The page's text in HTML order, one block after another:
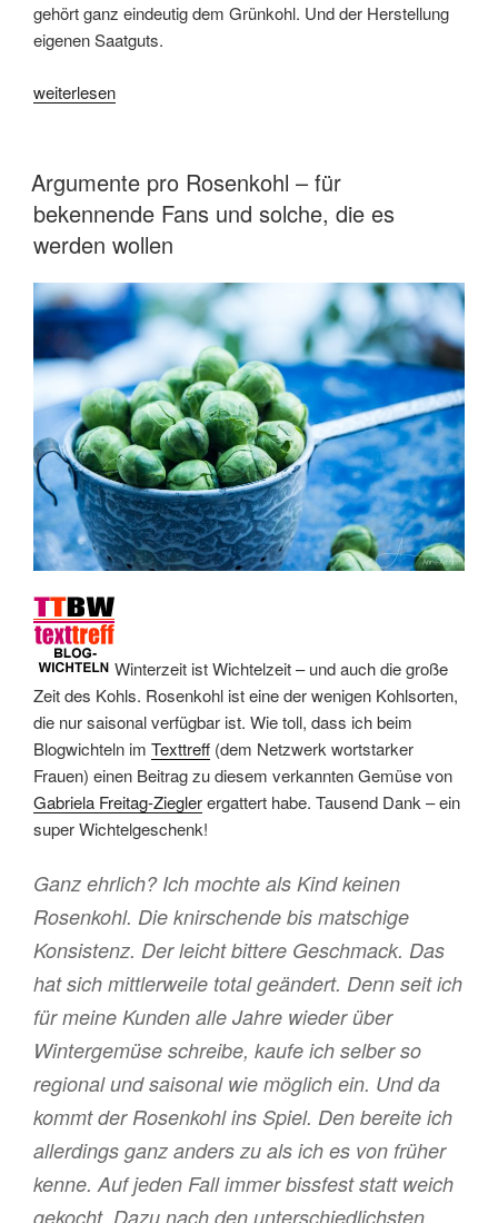
gehört ganz eindeutig dem Grünkohl. Und der Herstellung
eigenen Saatguts.
„Reinhard
Grünkohl
–
das
ist
wahre
Liebe“
weiterlesen
VERÖFFENTLICHT
AM
Argumente pro Rosenkohl – für
bekennende Fans und solche, die es
werden wollen
Winterzeit ist Wichtelzeit – und auch die große
Zeit des Kohls. Rosenkohl ist eine der wenigen Kohlsorten,
die nur saisonal verfügbar ist. Wie toll, dass ich beim
Blogwichteln im Texttreff (dem Netzwerk wortstarker
Frauen) einen Beitrag zu diesem verkannten Gemüse von
Gabriela Freitag-Zieglerergattert habe. Tausend Dank – ein
super Wichtelgeschenk!
Ganz ehrlich? Ich mochte als Kind keinen
Rosenkohl. Die knirschende bis matschige
Konsistenz. Der leicht bittere Geschmack. Das
hat sich mittlerweile total geändert. Denn seit ich
für meine Kunden alle Jahre wieder über
Wintergemüse schreibe, kaufe ich selber so
regional und saisonal wie möglich ein. Und da
kommt der Rosenkohl ins Spiel. Den bereite ich
allerdings ganz anders zu als ich es von früher
kenne. Auf jeden Fall immer bissfest statt weich
gekocht. Dazu nach den unterschiedlichsten